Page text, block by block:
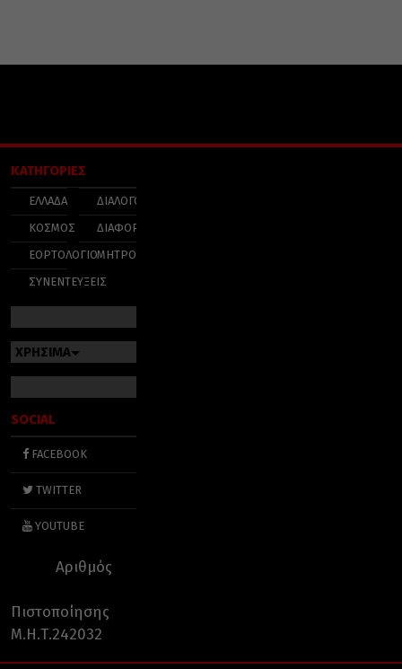
ΚΑΤΗΓΟΡΙΕΣ
ΕΛΛΑΔΑ
ΚΟΣΜΟΣ
ΕΟΡΤΟΛΟΓΙΟ
ΣΥΝΕΝΤΕΥΞΕΙΣ
ΔΙΑΛΟΓΟΣ
ΔΙΑΦΟΡΑ
ΜΗΤΡΟΠΟΛΕΙΣ
ΧΡΗΣΙΜΑ
SOCIAL
FACEBOOK
TWITTER
YOUTUBE
Αριθμός
Πιστοποίησης
Μ.Η.Τ.242032